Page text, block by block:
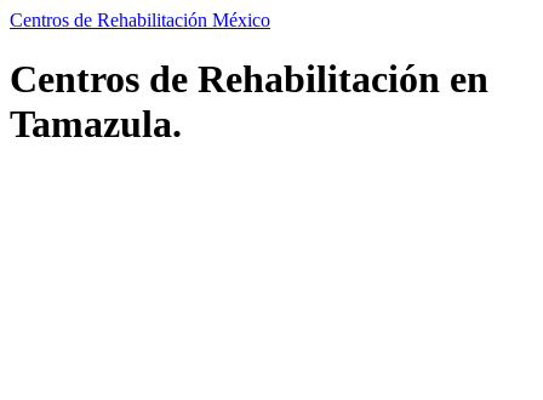
Centros de Rehabilitación México
Centros de Rehabilitación en
Tamazula.